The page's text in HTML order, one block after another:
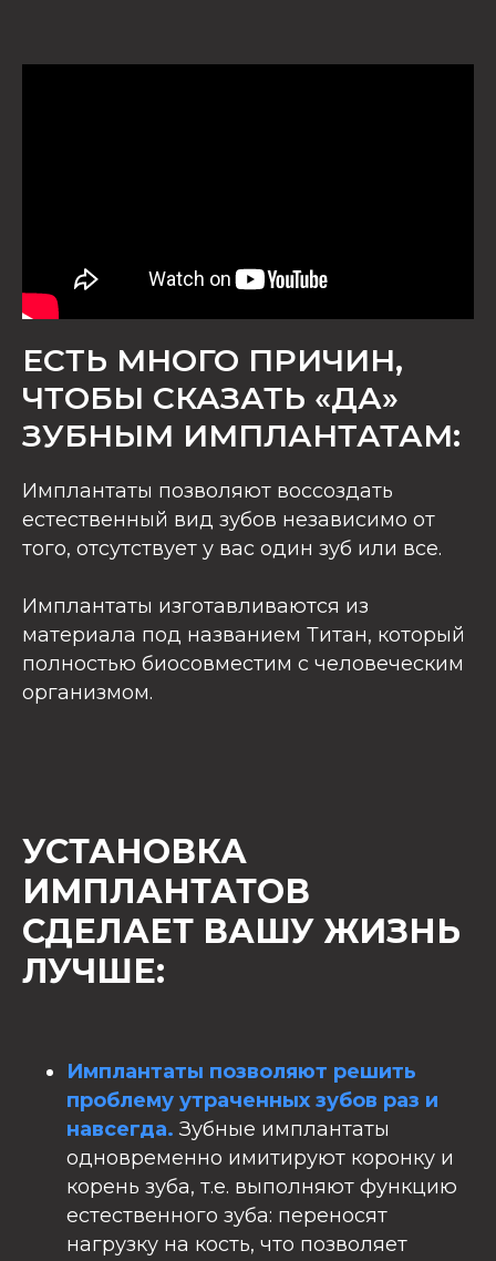
ЕСТЬ МНОГО ПРИЧИН,
ЧТОБЫ СКАЗАТЬ «ДА»
ЗУБНЫМ ИМПЛАНТАТАМ:
Имплантаты позволяют воссоздать
естественный вид зубов независимо от
того, отсутствует у вас один зуб или все.
Имплантаты изготавливаются из
материала под названием Титан, который
полностью биосовместим с человеческим
организмом.
УСТАНОВКА
ИМПЛАНТАТОВ
СДЕЛАЕТ ВАШУ ЖИЗНЬ
ЛУЧШЕ:
Имплантаты позволяют решить
проблему утраченных зубов раз и
навсегда. Зубные имплантаты
одновременно имитируют коронку и
корень зуба, т.е. выполняют функцию
естественного зуба: переносят
нагрузку на кость, что позволяет